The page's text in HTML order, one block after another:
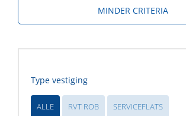
MINDER CRITERIA
Type vestiging
ALLE RVT ROB SERVICEFLATS